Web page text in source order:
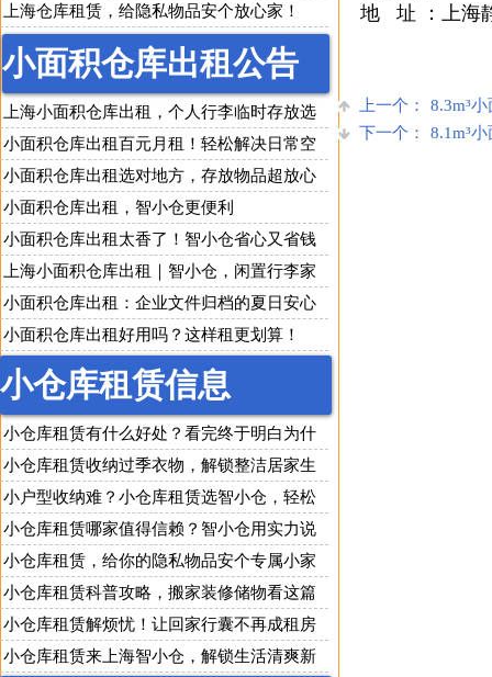
地 址 ：上海静
上一个：
8.3m³
下一个：
8.1m³
案，企业个人都适用
上海仓库租赁，给隐私物品安个放心家！
小面积仓库出租公告
上海小面积仓库出租，个人行李临时存放选
智小仓
小面积仓库出租百元月租！轻松解决日常空
间收纳难题
小面积仓库出租选对地方，存放物品超放心
小面积仓库出租，智小仓更便利
小面积仓库出租太香了！智小仓省心又省钱
上海小面积仓库出租｜智小仓，闲置行李家
具随便存！
小面积仓库出租：企业文件归档的夏日安心
之选
小面积仓库出租好用吗？这样租更划算！
小仓库租赁信息
小仓库租赁有什么好处？看完终于明白为什
么人人都在用
小仓库租赁收纳过季衣物，解锁整洁居家生
活
小户型收纳难？小仓库租赁选智小仓，轻松
改善居家环境
小仓库租赁哪家值得信赖？智小仓用实力说
话
小仓库租赁，给你的隐私物品安个专属小家
小仓库租赁科普攻略，搬家装修储物看这篇
就够了
小仓库租赁解烦忧！让回家行囊不再成租房
负担
小仓库租赁来上海智小仓，解锁生活清爽新